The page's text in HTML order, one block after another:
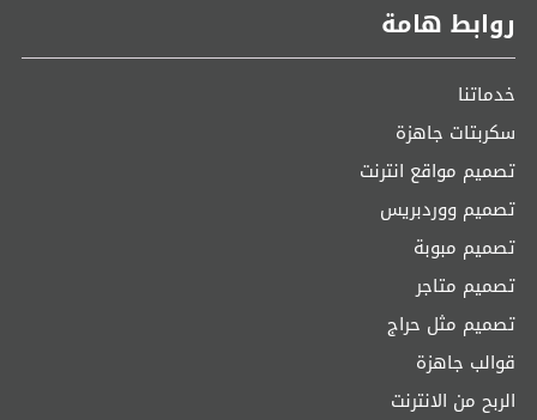
روابط هامة
خدماتنا
سكربتات جاهزة
تصميم مواقع انترنت
تصميم ووردبريس
تصميم مبوبة
تصميم متاجر
تصميم مثل حراج
قوالب جاهزة
الربح من الانترنت